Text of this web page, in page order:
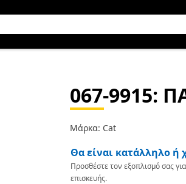
067-9915:
Μάρκα: Cat
Θα είναι κατάλληλο ή
Προσθέστε τον εξοπλισμό σας
επισκευής.